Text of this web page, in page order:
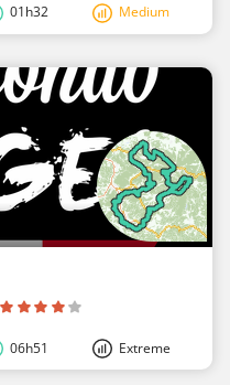
01h32 Medium
06h51 Extreme